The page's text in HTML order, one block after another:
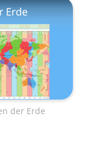
der Erde